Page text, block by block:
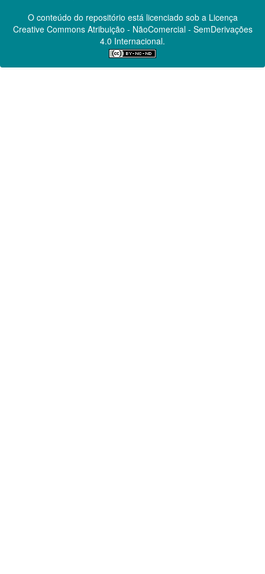
O conteúdo do repositório está licenciado sob a Licença
Creative CommonsAtribuição - NãoComercial - SemDerivações
4.0 Internacional.